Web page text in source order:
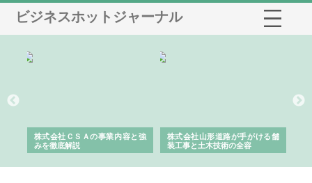
ビジネスホットジャーナル
株式会社ＣＳＡの事業内容と強
みを徹底解説
株式会社山形道路が手がける舗
装工事と土木技術の全容